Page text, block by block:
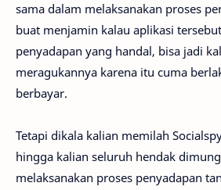
sama dalam melaksanakan proses
buat menjamin kalau aplikasi
penyadapan yang handal, bisa jadi
meragukannya karena itu cuma
berbayar.
Tetapi dikala kalian memilah
hingga kalian seluruh hendak
melaksanakan proses penyadapan